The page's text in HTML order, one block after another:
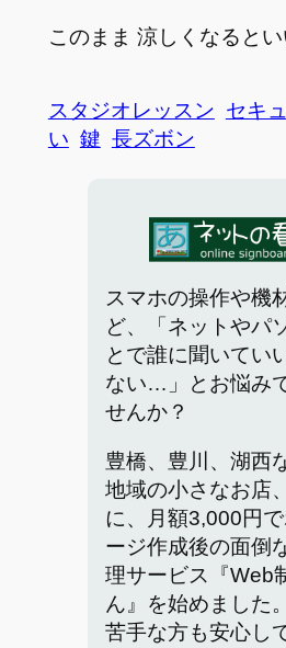
このまま 涼しくなるとい
スタジオレッスン セキ
い 鍵 長ズボン
スマホの操作や機
ど、「ネットやパ
とで誰に聞いてい
ない…」とお悩み
せんか？
豊橋、豊川、湖西
地域の小さなお店
に、月額3,000円
ージ作成後の面倒
理サービス『Web
ん』を始めました
苦手な方も安心し